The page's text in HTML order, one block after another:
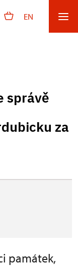
EN
správě
za
památek,